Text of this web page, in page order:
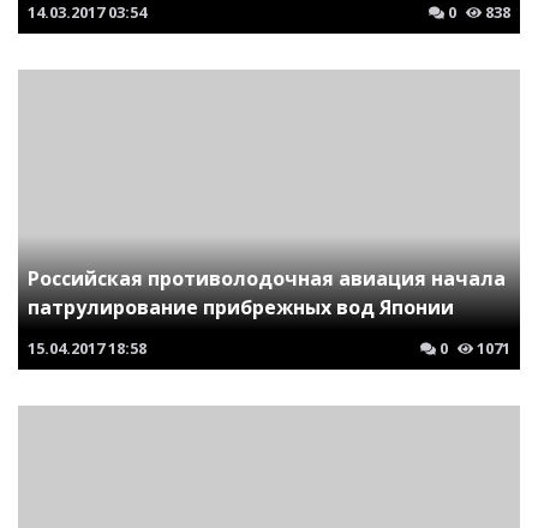
14.03.2017 03:54 0 838
Российская противолодочная авиация начала
патрулирование прибрежных вод Японии
15.04.201718:58 0 1071